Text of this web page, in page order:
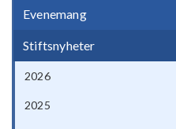
Evenemang
Stiftsnyheter
2026
2025